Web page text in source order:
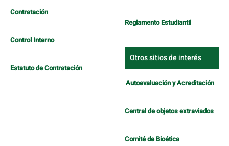
Contratación
Control Interno
Estatuto de Contratación
Reglamento Estudiantil
Otros sitios de interés
Autoevaluación y Acreditación
Central de objetos extraviados
Comité de Bioética